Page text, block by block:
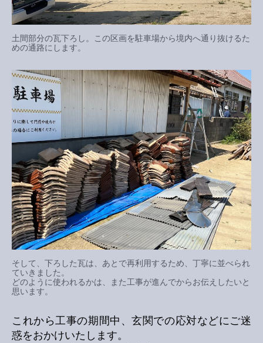
土間部分の瓦下ろし。この区画を駐車場から境内へ通り抜けるた
めの通路にします。
そして、下ろした瓦は、あとで再利用するため、丁寧に並べられ
ていきました。
どのように使われるかは、また工事が進んでからお伝えしたいと
思います。
これから工事の期間中、玄関での応対などにご迷
惑をおかけいたします。